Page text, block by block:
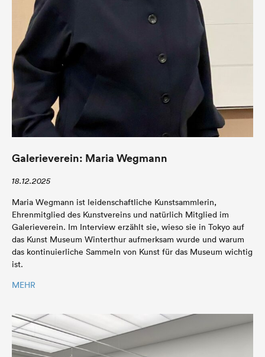
Galerieverein: Maria Wegmann
18.12.2025
Maria Wegmann ist leidenschaftliche Kunstsammlerin,
Ehrenmitglied des Kunstvereins und natürlich Mitglied im
Galerieverein. Im Interview erzählt sie, wieso sie in Tokyo auf
das Kunst Museum Winterthur aufmerksam wurde und warum
das kontinuierliche Sammeln von Kunst für das Museum wichtig
ist.
MEHR